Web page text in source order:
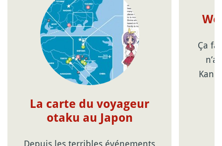
La carte du voyageur
otaku au Japon
Depuis les terribles événements
Ça